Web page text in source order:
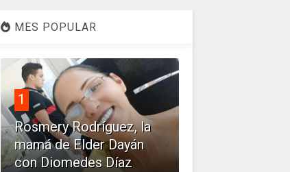
MES POPULAR
1
Rosmery Rodríguez, la
mamá de Elder Dayán
con Diomedes Díaz